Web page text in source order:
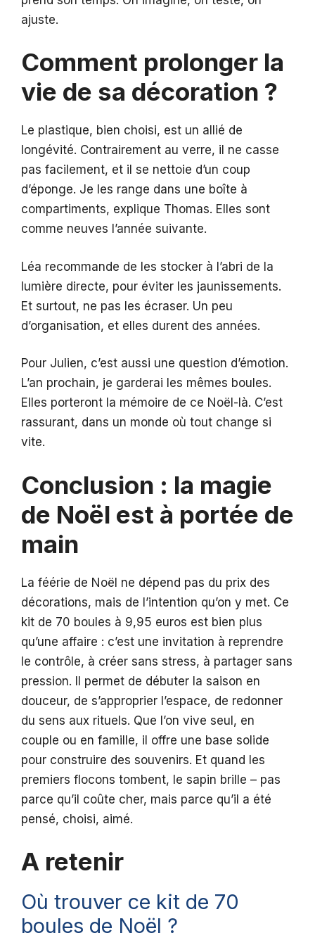
ajuste.
Comment prolonger la
vie de sa décoration ?
Le plastique, bien choisi, est un allié de
longévité. Contrairement au verre, il ne casse
pas facilement, et il se nettoie d’un coup
d’éponge. Je les range dans une boîte à
compartiments, explique Thomas. Elles sont
comme neuves l’année suivante.
Léa recommande de les stocker à l’abri de la
lumière directe, pour éviter les jaunissements.
Et surtout, ne pas les écraser. Un peu
d’organisation, et elles durent des années.
Pour Julien, c’est aussi une question d’émotion.
L’an prochain, je garderai les mêmes boules.
Elles porteront la mémoire de ce Noël-là. C’est
rassurant, dans un monde où tout change si
vite.
Conclusion : la magie
de Noël est à portée de
main
La féérie de Noël ne dépend pas du prix des
décorations, mais de l’intention qu’on y met. Ce
kit de 70 boules à 9,95 euros est bien plus
qu’une affaire : c’est une invitation à reprendre
le contrôle, à créer sans stress, à partager sans
pression. Il permet de débuter la saison en
douceur, de s’approprier l’espace, de redonner
du sens aux rituels. Que l’on vive seul, en
couple ou en famille, il offre une base solide
pour construire des souvenirs. Et quand les
premiers flocons tombent, le sapin brille – pas
parce qu’il coûte cher, mais parce qu’il a été
pensé, choisi, aimé.
A retenir
Où trouver ce kit de 70
boules de Noël ?